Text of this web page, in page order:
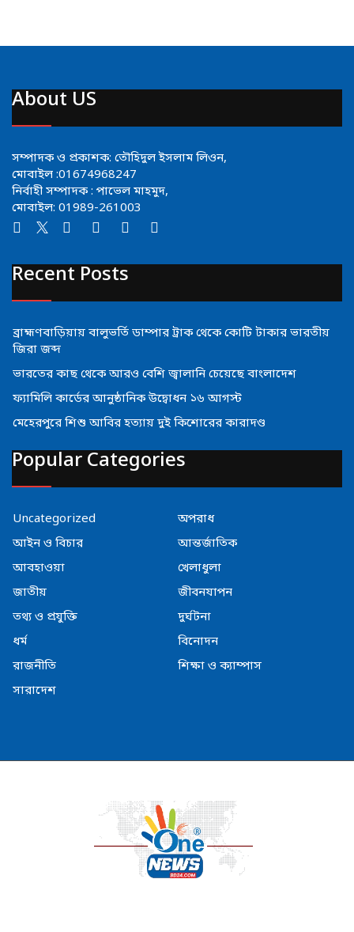
About US
সম্পাদক ও প্রকাশক: তৌহিদুল ইসলাম লিওন,
মোবাইল :01674968247
নির্বাহী সম্পাদক : পাভেল মাহমুদ,
মোবাইল: 01989-261003
Recent Posts
ব্রাহ্মণবাড়িয়ায় বালুভর্তি ডাম্পার ট্রাক থেকে কোটি টাকার ভারতীয়
জিরা জব্দ
ভারতের কাছ থেকে আরও বেশি জ্বালানি চেয়েছে বাংলাদেশ
ফ্যামিলি কার্ডের আনুষ্ঠানিক উদ্বোধন ১৬ আগস্ট
মেহেরপুরে শিশু আবির হত্যায় দুই কিশোরের কারাদণ্ড
Popular Categories
Uncategorized
অপরাধ
আইন ও বিচার
আন্তর্জাতিক
আবহাওয়া
খেলাধুলা
জাতীয়
জীবনযাপন
তথ্য ও প্রযুক্তি
দুর্ঘটনা
ধর্ম
বিনোদন
রাজনীতি
শিক্ষা ও ক্যাম্পাস
সারাদেশ